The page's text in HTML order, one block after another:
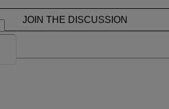
JOIN THE DISCUSSION